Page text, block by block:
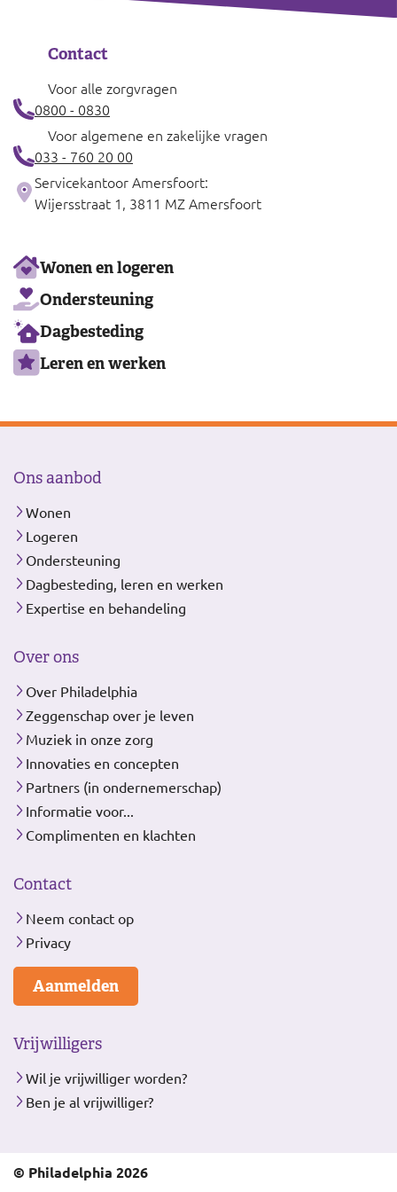
Contact
Voor alle zorgvragen
0800 - 0830
Voor algemene en zakelijke vragen
033 - 760 20 00
Servicekantoor Amersfoort:
Wijersstraat 1, 3811 MZ Amersfoort
Ons
aanbod
Wonen en logeren
Ondersteuning
Dagbesteding
Leren en werken
Ons aanbod
Wonen
Logeren
Ondersteuning
Dagbesteding, leren en werken
Expertise en behandeling
Over ons
Over Philadelphia
Zeggenschap over je leven
Muziek in onze zorg
Innovaties en concepten
Partners (in ondernemerschap)
Informatie voor...
Complimenten en klachten
Contact
Neem contact op
Privacy
Aanmelden
Vrijwilligers
Wil je vrijwilliger worden?
Ben je al vrijwilliger?
© Philadelphia 2026